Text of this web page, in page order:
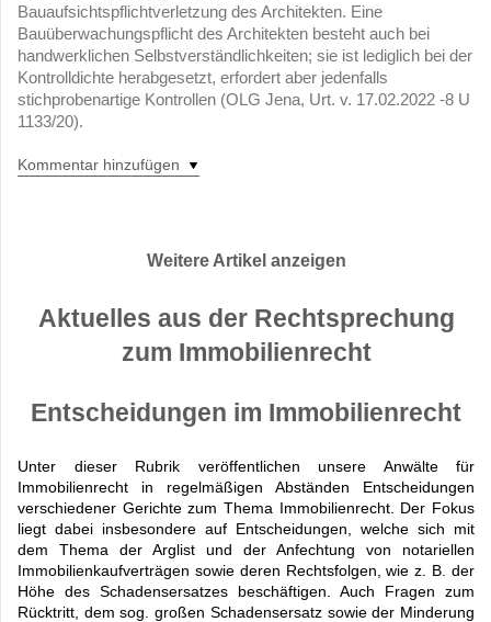
Bauaufsichtspflichtverletzung des Architekten. Eine
Bauüberwachungspflicht des Architekten besteht auch bei
handwerklichen Selbstverständlichkeiten; sie ist lediglich bei der
Kontrolldichte herabgesetzt, erfordert aber jedenfalls
stichprobenartige Kontrollen (OLG Jena, Urt. v. 17.02.2022 -8 U
1133/20).
Kommentar hinzufügen
Weitere Artikel anzeigen
Aktuelles aus der Rechtsprechung
zum Immobilienrecht
Entscheidungen im Immobilienrecht
Unter dieser Rubrik veröffentlichen unsere Anwälte für
Immobilienrecht in regelmäßigen Abständen Entscheidungen
verschiedener Gerichte zum Thema Immobilienrecht. Der Fokus
liegt dabei insbesondere auf Entscheidungen, welche sich mit
dem Thema der Arglist und der Anfechtung von notariellen
Immobilienkaufverträgen sowie deren Rechtsfolgen, wie z. B. der
Höhe des Schadensersatzes beschäftigen. Auch Fragen zum
Rücktritt, dem sog. großen Schadensersatz sowie der Minderung